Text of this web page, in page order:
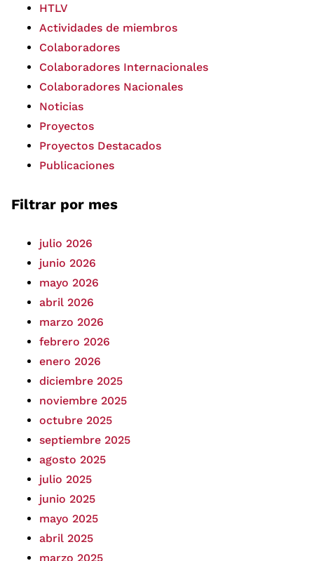
HTLV
Actividades de miembros
Colaboradores
Colaboradores Internacionales
Colaboradores Nacionales
Noticias
Proyectos
Proyectos Destacados
Publicaciones
Filtrar por mes
julio 2026
junio 2026
mayo 2026
abril 2026
marzo 2026
febrero 2026
enero 2026
diciembre 2025
noviembre 2025
octubre 2025
septiembre 2025
agosto 2025
julio 2025
junio 2025
mayo 2025
abril 2025
marzo 2025